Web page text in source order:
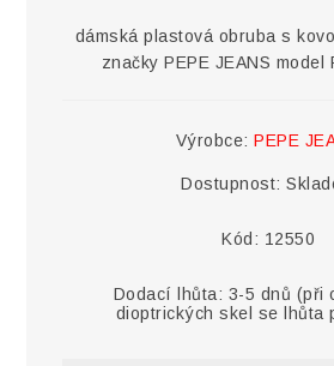
dámská plastová obruba s
značky PEPE JEANS model
Výrobce: PEPE
Dostupnost:
Kód: 12550
Dodací lhůta: 3-5 dnů (při
dioptrických skel se lhůta